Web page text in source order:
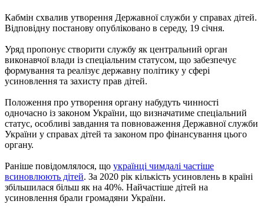
Кабмін схвалив утворення Державної служби у справах дітей.
Відповідну постанову опубліковано в середу, 19 січня.
Уряд пропонує створити службу як центральний орган
виконавчої влади із спеціальним статусом, що забезпечує
формування та реалізує державну політику у сфері
усиновлення та захисту прав дітей.
Положення про утворення органу набудуть чинності
одночасно із законом України, що визначатиме спеціальний
статус, особливі завдання та повноваження Державної служби
України у справах дітей та законом про фінансування цього
органу.
Раніше повідомлялося, що українці чимдалі частіше
всиновлюють дітей. За 2020 рік кількість усиновлень в країні
збільшилася більш як на 40%. Найчастіше дітей на
усиновлення брали громадяни України.